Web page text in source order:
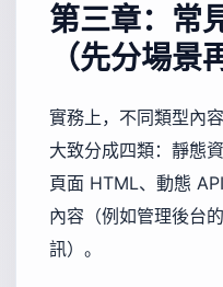
第三章：常
（先分場景
實務上，不同類型內
大致分成四類：靜態
頁面 HTML、動態
內容（例如管理後台
訊）。